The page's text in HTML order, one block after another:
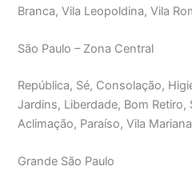
Branca, Vila Leopoldina, Vila
São Paulo – Zona Central
República, Sé, Consolação,
Jardins, Liberdade, Bom Retiro,
Aclimação, Paraíso, Vila
Grande São Paulo